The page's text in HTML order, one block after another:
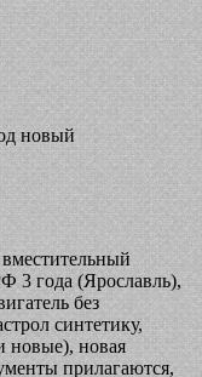
3 года (Ярославль),
без
синтетику,
новые), новая
прилагаются,